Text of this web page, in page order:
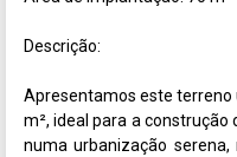
Descrição:
Apresentamos este terreno
m², ideal para a construção
numa urbanização